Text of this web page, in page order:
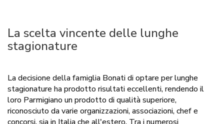
La scelta vincente delle lunghe
stagionature
La decisione della famiglia Bonati di optare per lunghe
stagionature ha prodotto risultati eccellenti, rendendo il
loro Parmigiano un prodotto di qualità superiore,
riconosciuto da varie organizzazioni, associazioni, chef e